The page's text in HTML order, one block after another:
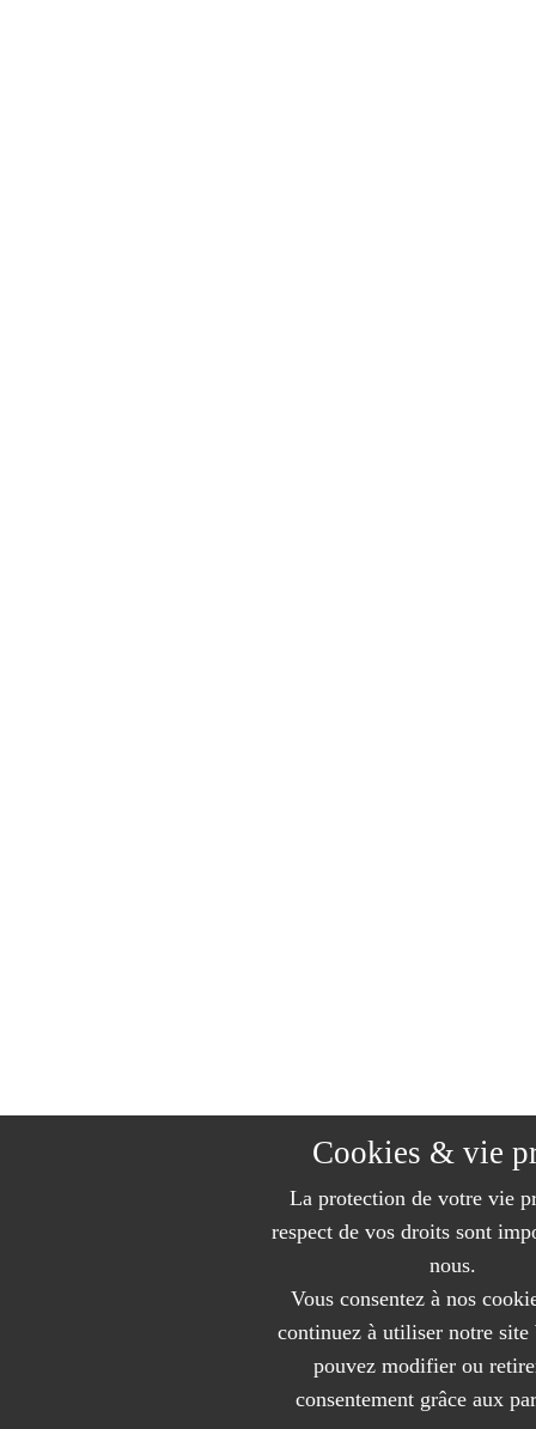
Cookies & vie
La protection de votre vie
respect de vos droits sont
nous.
Vous consentez à nos
continuez à utiliser notre site
pouvez modifier ou
consentement grâce aux